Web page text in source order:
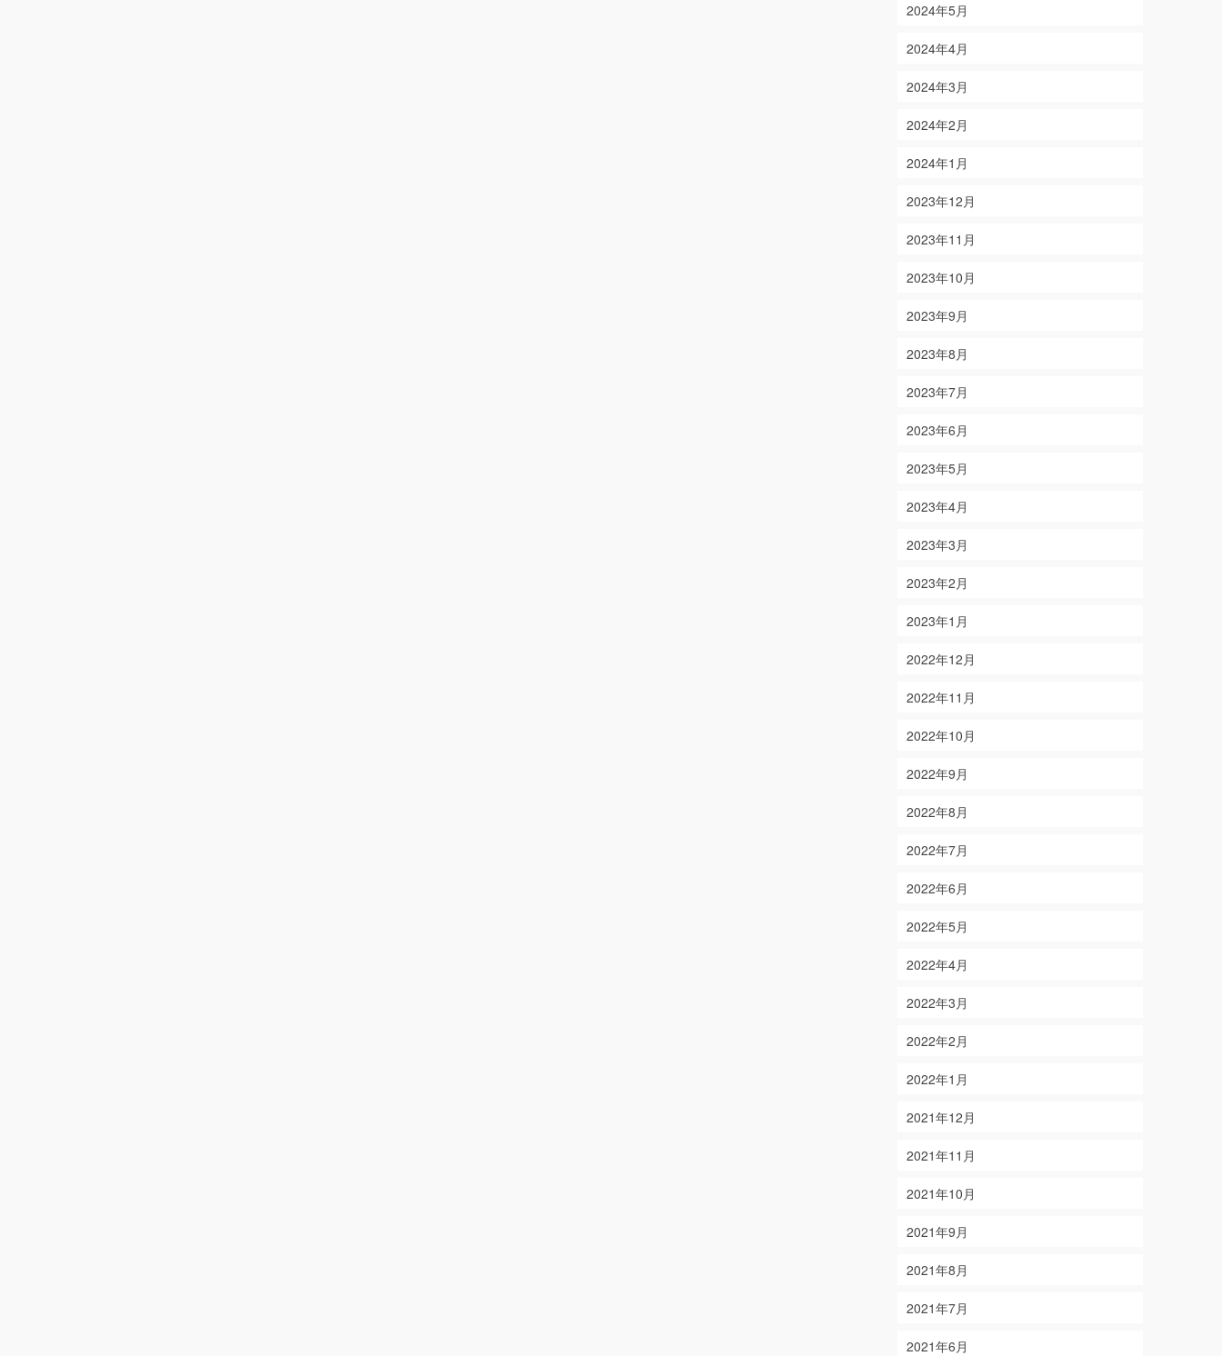
2024年5月
2024年4月
2024年3月
2024年2月
2024年1月
2023年12月
2023年11月
2023年10月
2023年9月
2023年8月
2023年7月
2023年6月
2023年5月
2023年4月
2023年3月
2023年2月
2023年1月
2022年12月
2022年11月
2022年10月
2022年9月
2022年8月
2022年7月
2022年6月
2022年5月
2022年4月
2022年3月
2022年2月
2022年1月
2021年12月
2021年11月
2021年10月
2021年9月
2021年8月
2021年7月
2021年6月